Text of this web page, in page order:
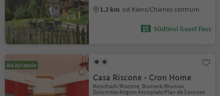
1.2 km od Kiens/Chienes centrum
Südtirol Guest Pass
Na życzenie
Casa Riscone - Cron Home
Reischach/Riscone, Bruneck/Brunico,
Dolomites Region Kronplatz/Plan de Corones